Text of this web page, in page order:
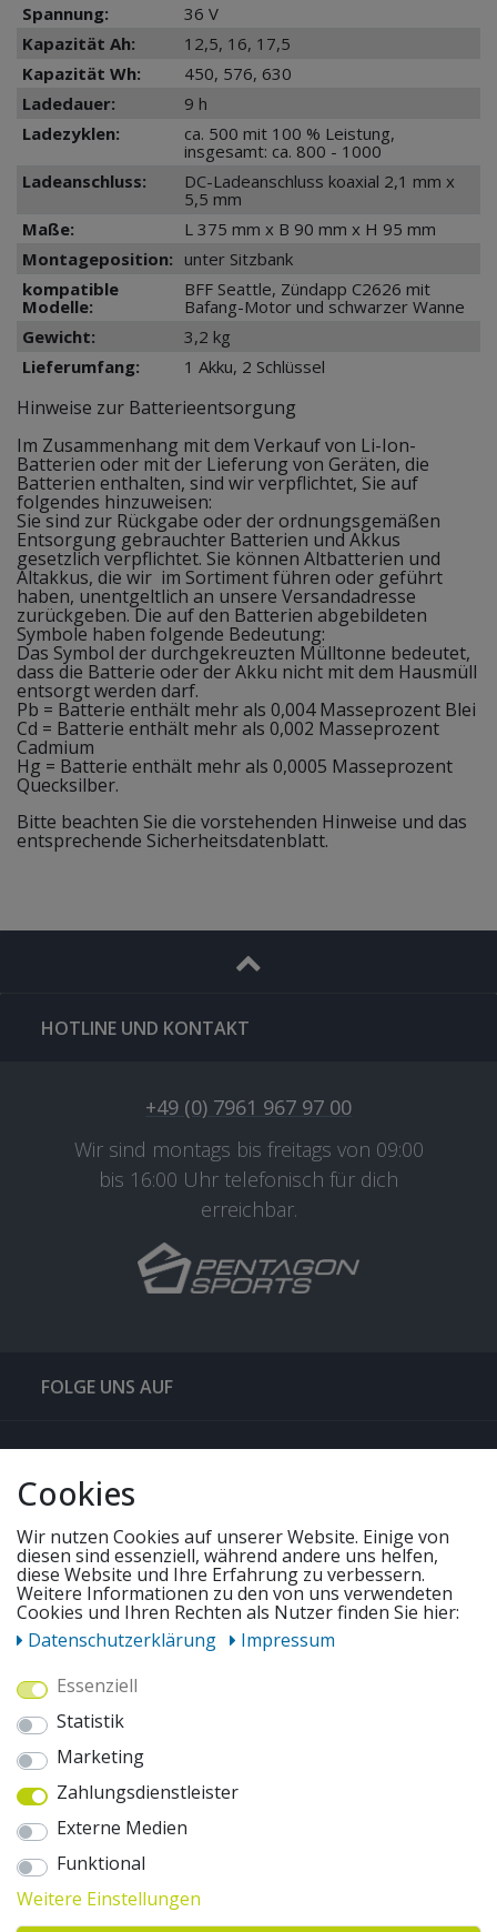
Spannung:
36 V
Kapazität Ah:
12,5, 16, 17,5
Kapazität Wh:
450, 576, 630
Ladedauer:
9 h
Ladezyklen:
ca. 500 mit 100 % Leistung,
insgesamt: ca. 800 - 1000
Ladeanschluss:
DC-Ladeanschluss koaxial 2,1 mm x
5,5 mm
Maße:
L 375 mm x B 90 mm x H 95 mm
Montageposition: unter Sitzbank
kompatible
Modelle:
BFF Seattle, Zündapp C2626 mit
Bafang-Motor und schwarzer Wanne
Gewicht:
3,2 kg
Lieferumfang:
1 Akku, 2 Schlüssel
Hinweise zur Batterieentsorgung
Im Zusammenhang mit dem Verkauf von Li-Ion-
Batterien oder mit der Lieferung von Geräten, die
Batterien enthalten, sind wir verpflichtet, Sie auf
folgendes hinzuweisen:
Sie sind zur Rückgabe oder der ordnungsgemäßen
Entsorgung gebrauchter Batterien und Akkus
gesetzlich verpflichtet. Sie können Altbatterien und
Altakkus, die wir im Sortiment führen oder geführt
haben, unentgeltlich an unsere Versandadresse
zurückgeben. Die auf den Batterien abgebildeten
Symbole haben folgende Bedeutung:
Das Symbol der durchgekreuzten Mülltonne bedeutet,
dass die Batterie oder der Akku nicht mit dem Hausmüll
entsorgt werden darf.
Pb = Batterie enthält mehr als 0,004 Masseprozent Blei
Cd = Batterie enthält mehr als 0,002 Masseprozent
Cadmium
Hg = Batterie enthält mehr als 0,0005 Masseprozent
Quecksilber.
Bitte beachten Sie die vorstehenden Hinweise und das
entsprechende Sicherheitsdatenblatt.
HOTLINE UND KONTAKT
+49 (0) 7961 967 97 00
Wir sind montags bis freitags von 09:00
bis 16:00 Uhr telefonisch für dich
erreichbar.
FOLGE UNS AUF
QUICKLINKS & TIPPS
UNSERE ANGEBOTE
WIR VERSENDEN MIT
AUSZEICHNUNGEN & SICHERHEIT
© 2026 pentagonsports.de
Pentagon Sports GmbH & Co. KG
Daten­schutz­erklärung
Cookies
Wir nutzen Cookies auf unserer Website. Einige von
diesen sind essenziell, während andere uns helfen,
diese Website und Ihre Erfahrung zu verbessern.
Weitere Informationen zu den von uns verwendeten
Cookies und Ihren Rechten als Nutzer finden Sie hier:
Daten­schutz­erklärung
Impressum
Essenziell
Statistik
Marketing
Zahlungsdienstleister
Externe Medien
Funktional
Weitere Einstellungen